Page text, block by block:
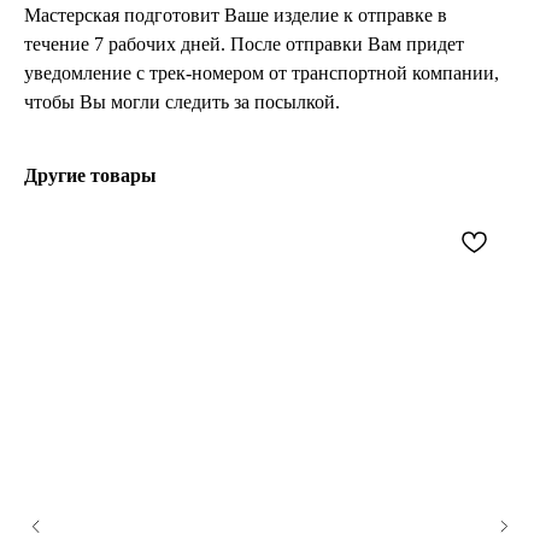
Мастерская подготовит Ваше изделие к отправке в
течение 7 рабочих дней. После отправки Вам придет
уведомление с трек-номером от транспортной компании,
чтобы Вы могли следить за посылкой.
Другие товары